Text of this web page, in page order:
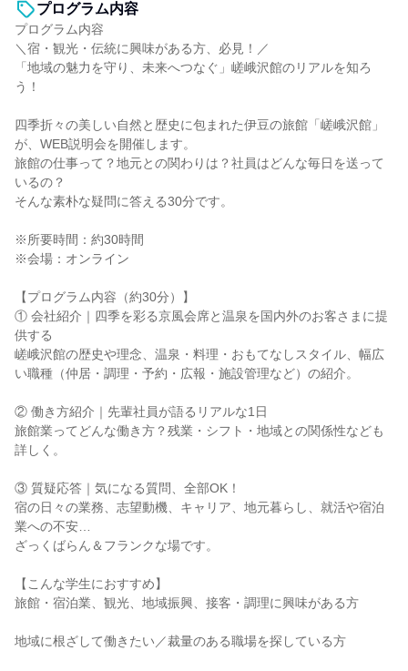
プログラム内容
プログラム内容
＼宿・観光・伝統に興味がある方、必見！／
「地域の魅力を守り、未来へつなぐ」嵯峨沢館のリアルを知ろ
う！
四季折々の美しい自然と歴史に包まれた伊豆の旅館「嵯峨沢館」
が、WEB説明会を開催します。
旅館の仕事って？地元との関わりは？社員はどんな毎日を送って
いるの？
そんな素朴な疑問に答える30分です。
※所要時間：約30時間
※会場：オンライン
【プログラム内容（約30分）】
① 会社紹介｜四季を彩る京風会席と温泉を国内外のお客さまに提
供する
嵯峨沢館の歴史や理念、温泉・料理・おもてなしスタイル、幅広
い職種（仲居・調理・予約・広報・施設管理など）の紹介。
② 働き方紹介｜先輩社員が語るリアルな1日
旅館業ってどんな働き方？残業・シフト・地域との関係性なども
詳しく。
③ 質疑応答｜気になる質問、全部OK！
宿の日々の業務、志望動機、キャリア、地元暮らし、就活や宿泊
業への不安…
ざっくばらん＆フランクな場です。
【こんな学生におすすめ】
旅館・宿泊業、観光、地域振興、接客・調理に興味がある方
地域に根ざして働きたい／裁量のある職場を探している方